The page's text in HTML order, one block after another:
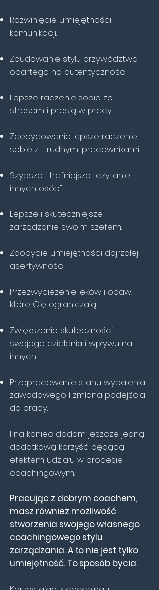
Rozwinięcie umiejętności
komunikacji.
Zbudowanie stylu przywództwa
opartego na autentyczności.
Lepsze radzenie sobie ze
stresem i presją w pracy.
Zdecydowanie lepsze radzenie
sobie z "trudnymi pracownikami".
Szybsze i trafniejsze "czytanie
innych osób".
Lepsze i skuteczniejsze
zarządzanie swoim szefem.
Zdobycie umiejętności dojrzałej
asertywności.
Przezwyciężenie lęków i obaw,
które Cię ograniczają.
Zwiększenie skuteczności
swojego działania i wpływu na
innych.
Przepracowanie stanu wypalenia
zawodowego i zmiana podejścia
do pracy.
I na koniec dodam jeszcze jedną
dodatkową korzyść będącą
efektem udziału w procesie
coachingowym.
Pracując z dobrym coachem,
masz również możliwość
stworzenia swojego własnego
coachingowego stylu
zarządzania. A to nie jest tylko
umiejętność. To sposób bycia.